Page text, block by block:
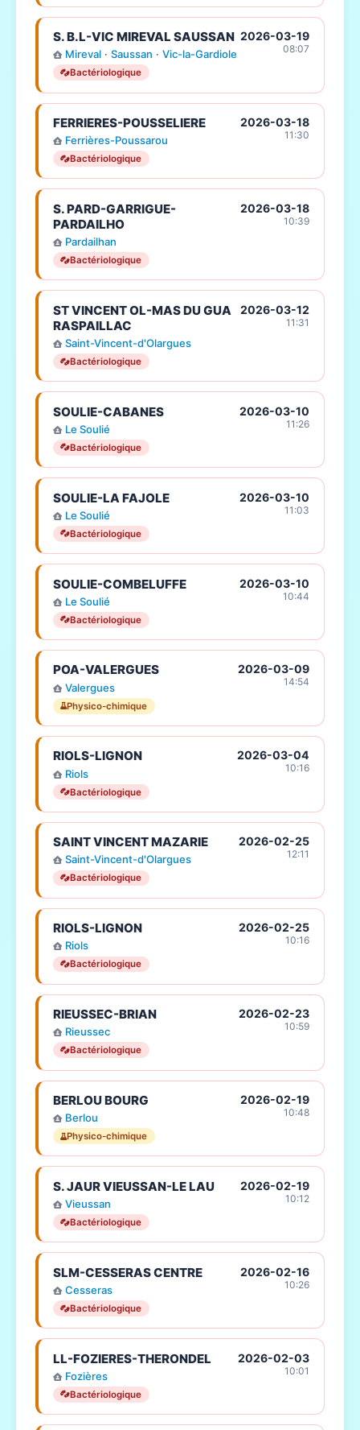
S. B.L-VIC MIREVAL SAUSSAN
Mireval· Saussan · Vic-la-Gardiole
Bactériologique
2026-03-19
08:07
FERRIERES-POUSSELIERE
Ferrières-Poussarou
Bactériologique
2026-03-18
11:30
S. PARD-GARRIGUE-
PARDAILHO
Pardailhan
Bactériologique
2026-03-18
10:39
ST VINCENT OL-MAS DU GUA
RASPAILLAC
Saint-Vincent-d'Olargues
Bactériologique
2026-03-12
11:31
SOULIE-CABANES
Le Soulié
Bactériologique
2026-03-10
11:26
SOULIE-LA FAJOLE
Le Soulié
Bactériologique
2026-03-10
11:03
SOULIE-COMBELUFFE
Le Soulié
Bactériologique
2026-03-10
10:44
POA-VALERGUES
Valergues
Physico-chimique
2026-03-09
14:54
RIOLS-LIGNON
Riols
Bactériologique
2026-03-04
10:16
SAINT VINCENT MAZARIE
Saint-Vincent-d'Olargues
Bactériologique
2026-02-25
12:11
RIOLS-LIGNON
Riols
Bactériologique
2026-02-25
10:16
RIEUSSEC-BRIAN
Rieussec
Bactériologique
2026-02-23
10:59
BERLOU BOURG
Berlou
Physico-chimique
2026-02-19
10:48
S. JAUR VIEUSSAN-LE LAU
Vieussan
Bactériologique
2026-02-19
10:12
SLM-CESSERAS CENTRE
Cesseras
Bactériologique
2026-02-16
10:26
LL-FOZIERES-THERONDEL
Fozières
Bactériologique
2026-02-03
10:01